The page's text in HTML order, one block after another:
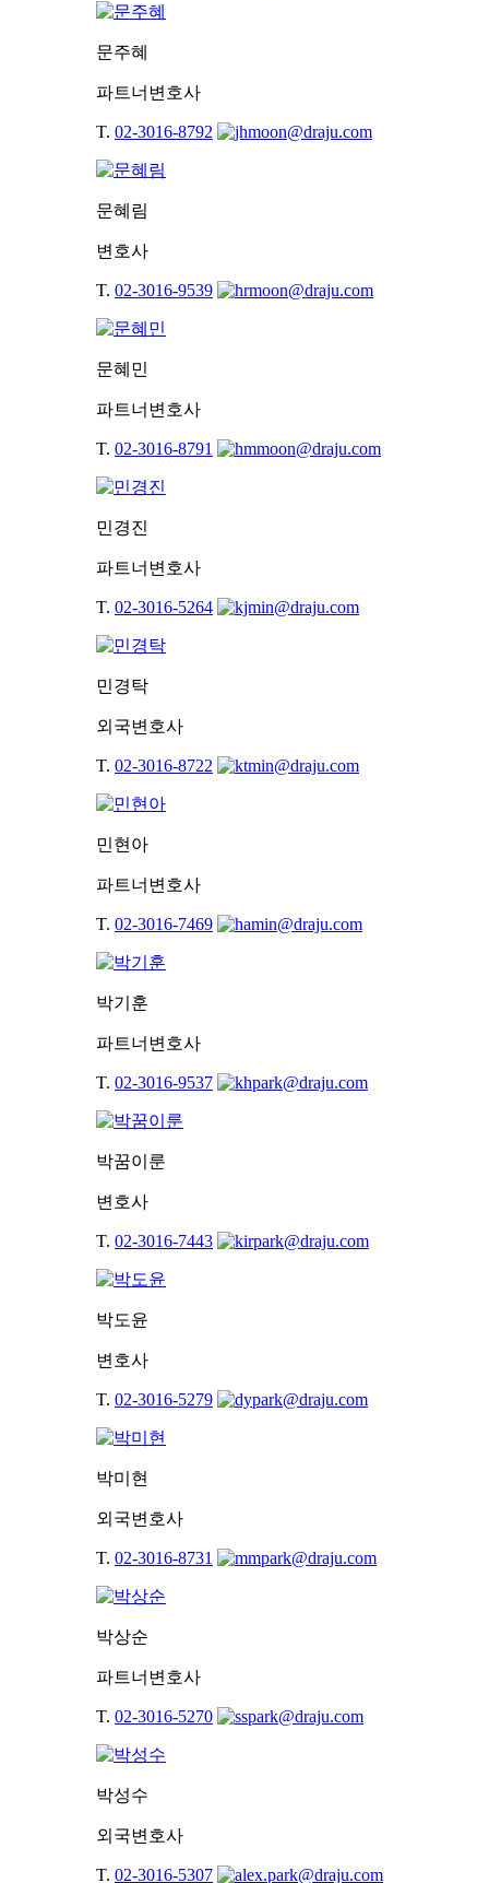
문주혜
파트너변호사
T. 02-3016-8792
문혜림
변호사
T. 02-3016-9539
문혜민
파트너변호사
T. 02-3016-8791
민경진
파트너변호사
T. 02-3016-5264
민경탁
외국변호사
T. 02-3016-8722
민현아
파트너변호사
T. 02-3016-7469
박기훈
파트너변호사
T. 02-3016-9537
박꿈이룬
변호사
T. 02-3016-7443
박도윤
변호사
T. 02-3016-5279
박미현
외국변호사
T. 02-3016-8731
박상순
파트너변호사
T. 02-3016-5270
박성수
외국변호사
T. 02-3016-5307